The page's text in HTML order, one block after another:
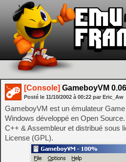
[Console] GameboyVM 0.06
Posté le 11/10/2002 à 00:22 par Eric_Aw
GameboyVM est un émulateur
Windows développé en Open
C++ & Assembleur et distribué sous
License (GPL).